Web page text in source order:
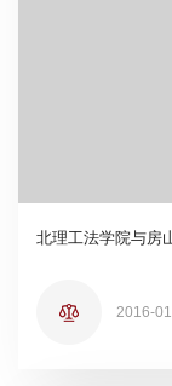
北理工法学院与房
2016-